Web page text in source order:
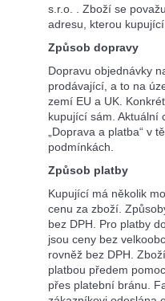
s.r.o. . Zboží se
adresu, kterou
Způsob dopravy
Dopravu objednávky
prodávající, a to na
zemí EU a UK.
kupující sám. Aktuální
„Doprava a platba“ v
podmínkách.
Způsob platby
Kupující má několik
cenu za zboží.
bez DPH. Pro platby
jsou ceny bez
rovněž bez DPH.
platbou předem
přes platební bránu.